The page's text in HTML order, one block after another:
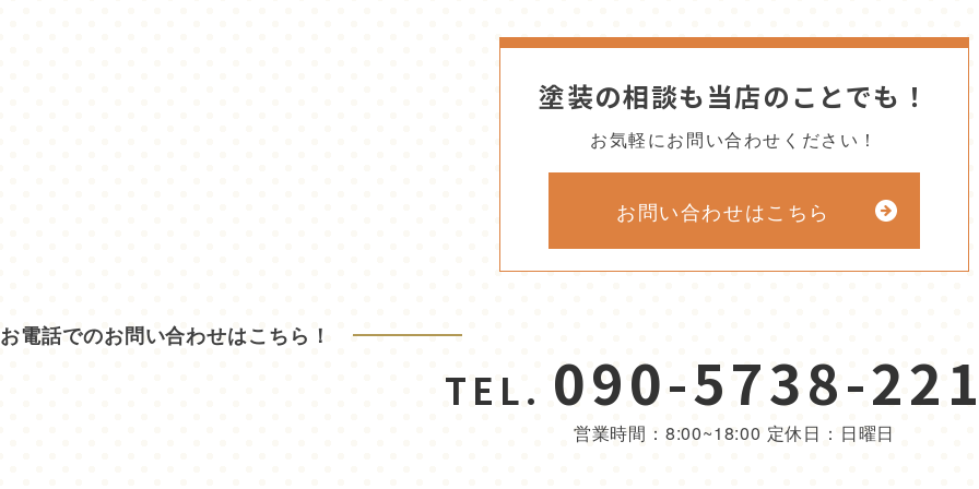
塗装の相談も当店のことでも！
お気軽にお問い合わせください！
お問い合わせはこちら
お電話でのお問い合わせはこちら！
TEL. 090-5738-
営業時間：8:00~18:00 定休日：日曜日